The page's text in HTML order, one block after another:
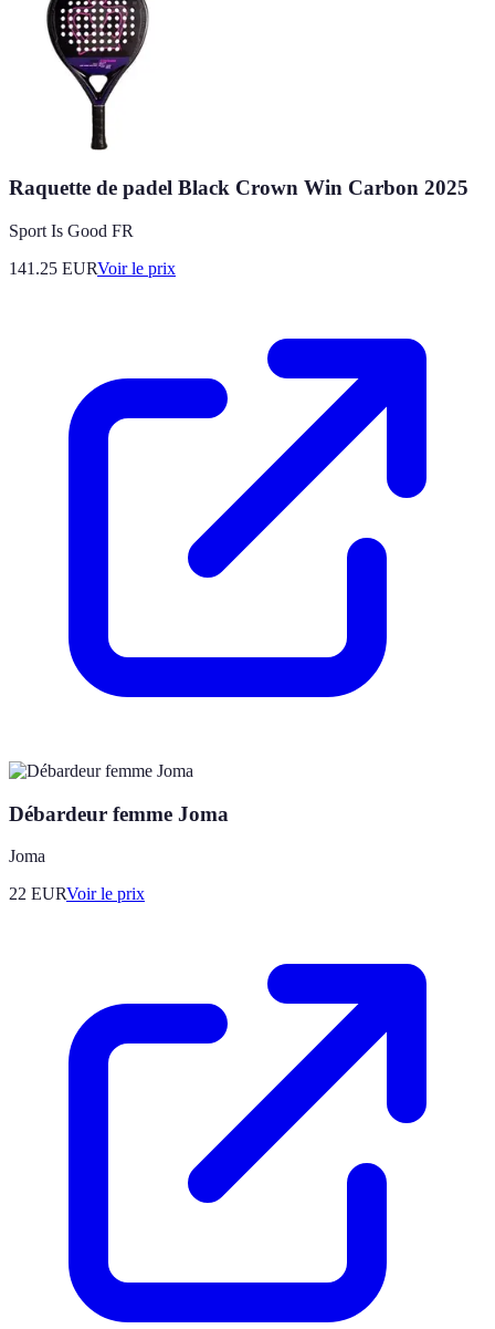
Raquette de padel Black Crown Win Carbon 2025
Sport Is Good FR
141.25 EURVoir le prix
Débardeur femme Joma
Joma
22 EURVoir le prix